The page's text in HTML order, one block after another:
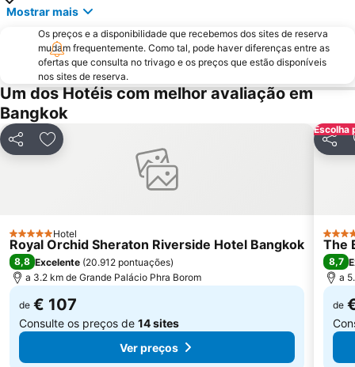
BTS Ari
WEDDING EXPO
THAILAND INTERNATIONAL MOTOR EXPO
Bangkok Port
BTS Bang Wa
BTS Ratchadamri
Baiyoke Tower II
Siam Paragon
FOOD FESTIVAL
Monte Dourado Wat Saket
Mostrar mais
Os preços e a disponibilidade que recebemos dos sites de reserva
mudam frequentemente. Como tal, pode haver diferenças entre as
ofertas que consulta no trivago e os preços que estão disponíveis
nos sites de reserva.
Um dos Hotéis com melhor avaliação em
Bangkok
PartilharAdicionar aos favoritos
5 EstrelasHotel
Royal Orchid Sheraton Riverside Hotel Bangkok
8,8 Excelente (20.912 pontuações)
a 3.2 km de Grande Palácio Phra Borom
de € 107
Consulte os preços de 14 sites
Ver preços
Escolha
5
The
8,7
a
de